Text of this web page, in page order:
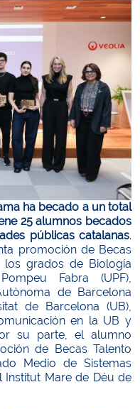
ha becado a un total
25 alumnos becados
públicas catalanas.
promoción de Becas
los grados de Biología
Fabra (UPF),
de Barcelona
de Barcelona (UB),
en la UB y
su parte, el alumno
de Becas Talento
Medio de Sistemas
Institut Mare de Déu de